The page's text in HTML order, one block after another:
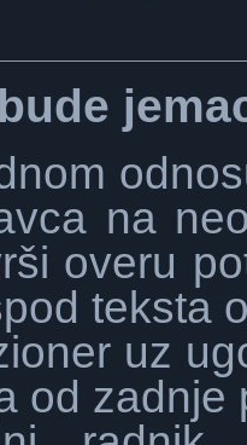
na
overu
teksta
uz
od zadnje